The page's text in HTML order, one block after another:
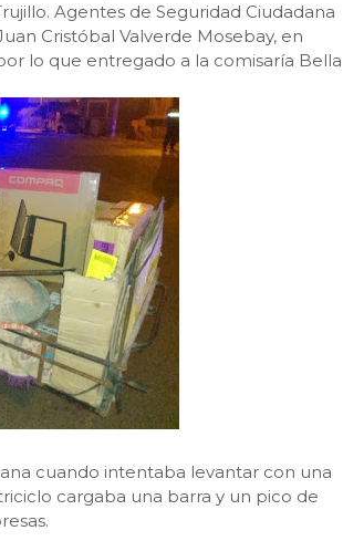
Agentes de Seguridad Ciudadana
Cristóbal Valverde Mosebay, en
lo que entregado a la comisaría Bella
cuando intentaba levantar con una
cargaba una barra y un pico de